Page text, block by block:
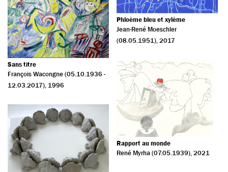
Phloème bleu et xylème
Jean-René Moeschler
(08.05.1951), 2017
Sans titre
François Wacongne (05.10.1936 -
12.03.2017), 1996
Rapport au monde
René Myrha (07.05.1939), 2021